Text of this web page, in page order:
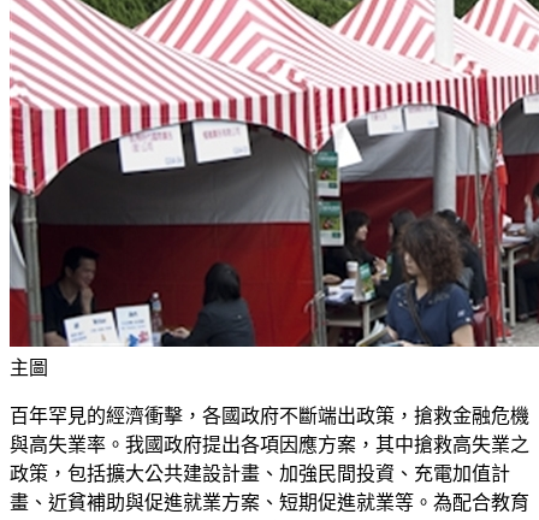
主圖
百年罕見的經濟衝擊，各國政府不斷端出政策，搶救金融危機
與高失業率。我國政府提出各項因應方案，其中搶救高失業之
政策，包括擴大公共建設計畫、加強民間投資、充電加值計
畫、近貧補助與促進就業方案、短期促進就業等。為配合教育